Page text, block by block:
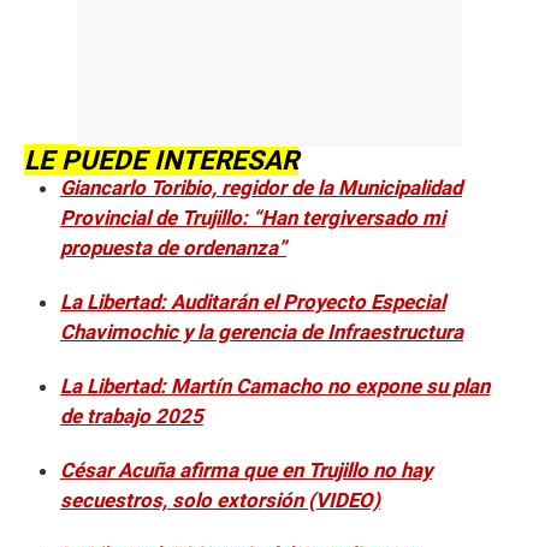
LE PUEDE INTERESAR
Giancarlo Toribio, regidor de la Municipalidad
Provincial de Trujillo: “Han tergiversado mi
propuesta de ordenanza”
La Libertad: Auditarán el Proyecto Especial
Chavimochic y la gerencia de Infraestructura
La Libertad: Martín Camacho no expone su plan
de trabajo 2025
César Acuña afirma que en Trujillo no hay
secuestros, solo extorsión (VIDEO)